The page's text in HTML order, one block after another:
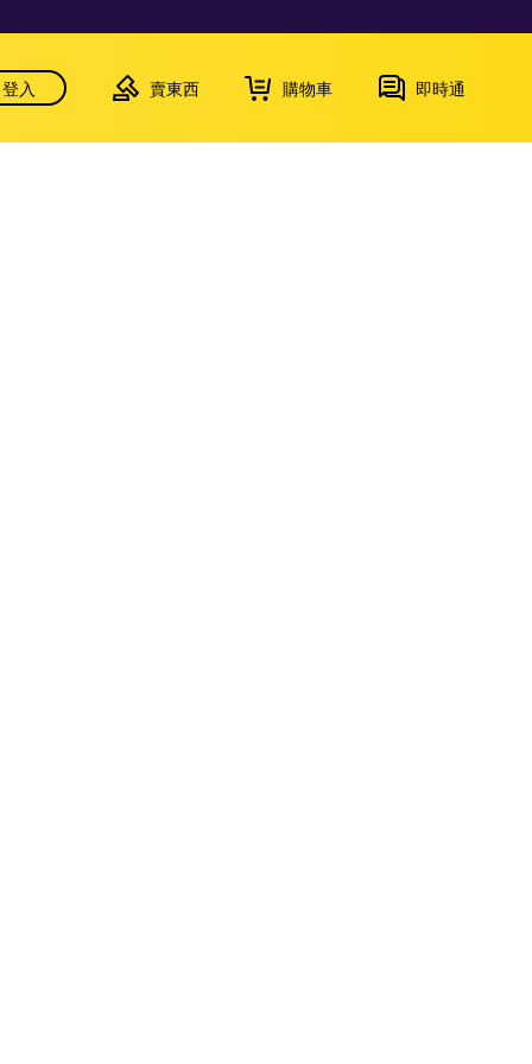
登入 賣東西 購物車 即時通